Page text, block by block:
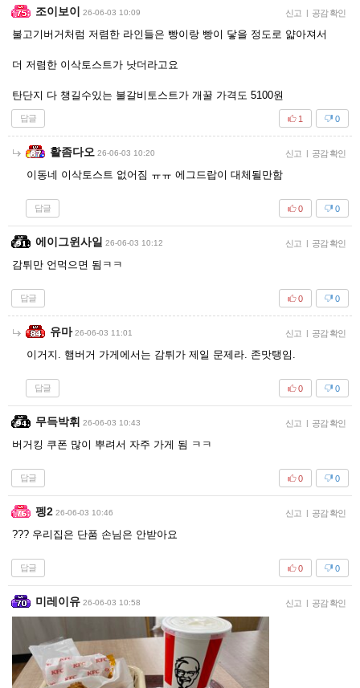
조이보이 26-06-03 10:09 신고 | 공감 확인
불고기버거처럼 저렴한 라인들은 빵이랑 빵이 닿을 정도로 얇아져서
더 저렴한 이삭토스트가 낫더라고요
탄단지 다 챙길수있는 불갈비토스트가 개꿀 가격도 5100원
답글 0
1
활좀다오 26-06-03 10:20 신고 | 공감 확인
이동네 이삭토스트 없어짐 ㅠㅠ 에그드랍이 대체될만함
답글 0
0
에이그윈사일 26-06-03 10:12 신고 | 공감 확인
감튀만 언먹으면 됨ㅋㅋ
답글 0
0
유마 26-06-03 11:01 신고 | 공감 확인
이거지. 햄버거 가게에서는 감튀가 제일 문제라. 존맛탱임.
답글 0
0
무득박휘 26-06-03 10:43 신고 | 공감 확인
버거킹 쿠폰 많이 뿌려서 자주 가게 됨 ㅋㅋ
답글 0
0
펭2 26-06-03 10:46 신고 | 공감 확인
??? 우리집은 단품 손님은 안받아요
답글 0
0
미레이유 26-06-03 10:58 신고 | 공감 확인